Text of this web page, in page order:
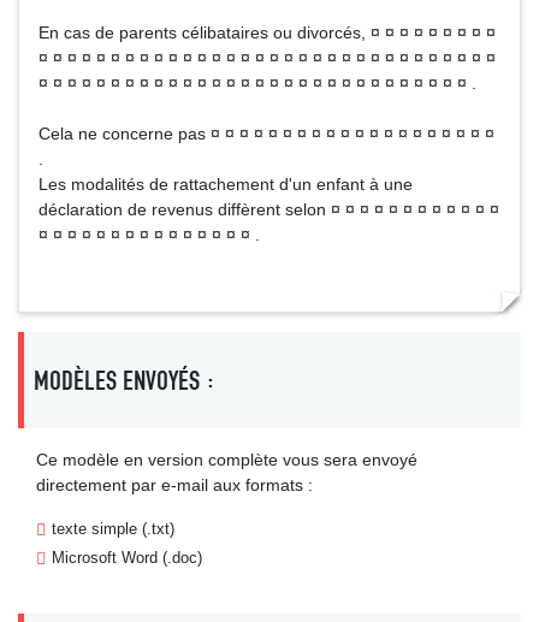
En cas de parents célibataires ou divorcés, ¤ ¤ ¤ ¤ ¤ ¤ ¤ ¤ ¤
¤ ¤ ¤ ¤ ¤ ¤ ¤ ¤ ¤ ¤ ¤ ¤ ¤ ¤ ¤ ¤ ¤ ¤ ¤ ¤ ¤ ¤ ¤ ¤ ¤ ¤ ¤ ¤ ¤ ¤ ¤ ¤
¤ ¤ ¤ ¤ ¤ ¤ ¤ ¤ ¤ ¤ ¤ ¤ ¤ ¤ ¤ ¤ ¤ ¤ ¤ ¤ ¤ ¤ ¤ ¤ ¤ ¤ ¤ ¤ ¤ ¤ .
Cela ne concerne pas ¤ ¤ ¤ ¤ ¤ ¤ ¤ ¤ ¤ ¤ ¤ ¤ ¤ ¤ ¤ ¤ ¤ ¤ ¤ ¤
Les modalités de rattachement d'un enfant à une
déclaration de revenus diffèrent selon ¤ ¤ ¤ ¤ ¤ ¤ ¤ ¤ ¤ ¤ ¤ ¤
¤ ¤ ¤ ¤ ¤ ¤ ¤ ¤ ¤ ¤ ¤ ¤ ¤ ¤ ¤ .
MODÈLES ENVOYÉS :
Ce modèle en version complète vous sera envoyé
directement par e-mail aux formats :
texte simple (.txt)
Microsoft Word (.doc)